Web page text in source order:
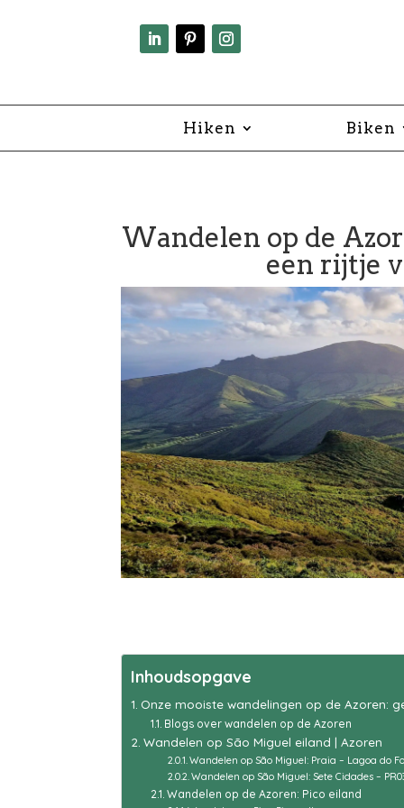
Hiken Biken
Wandelen op de
een rijtje
Inhoudsopgave
Onze mooiste wandelingen op de Azoren:
Blogs over wandelen op de Azoren
Wandelen op São Miguel eiland | Azoren
Wandelen op São Miguel: Praia – Lagoa do
Wandelen op São Miguel: Sete Cidades –
Wandelen op de Azoren: Pico eiland